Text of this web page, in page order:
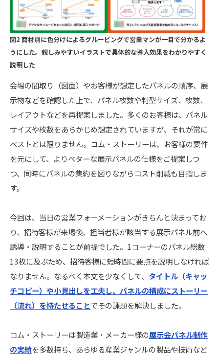
図2 商材別に色分けによるグルーピングで営業マンが一目で分かるよ
うにした。親しみやすいイラストで具体的な導入効果をわかりやすく
説明した
会場の間取り（図面）やお客様が想定したパネルの順序、展
示物などを確認した上で、パネル枚数や判型サイズ、枚数、
レイアウトなどを再提案しました。多くのお客様は、パネル
サイズや枚数をあらかじめ想定されていますが、それが常に
ベストとは限りません。コム・ストーリーは、お客様の要件
を元にして、よりベターな展示パネルの仕様をご提案しつ
つ、同時にパネルの集約を図りながらコスト削減も目指しま
す。
今回は、当日の営業フォーメーションがきちんと決まってお
り、招待客様が来場後、担当者様が該当する展示パネル前へ
誘導・説明することが前提でした。1コーナーのパネル総数
13枚に及ぶため、招待客様に短時間に要点を説明しなければ
なりません。なるべく本文を少なくして、 タイトル（キャッ
チコピー）や小見出しを工夫し、パネルの構成にストーリー
（流れ）を持たせることでその課題を解決しました。
コム・ストーリーは製造業・メーカー様の展示会パネル制作
の実績を多数持ち、あらゆる産業ジャンルの製品や技術など